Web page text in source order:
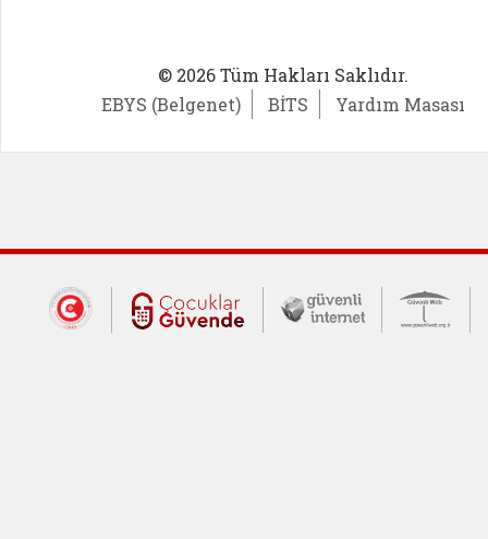
© 2026 Tüm Hakları Saklıdır.
EBYS (Belgenet)
BİTS Yardım Masası
Dış Bağlantılar
Cumhurbaşkanlığı İletişim Merkezi
Çocuklar Güvende (yeni
Güvenli